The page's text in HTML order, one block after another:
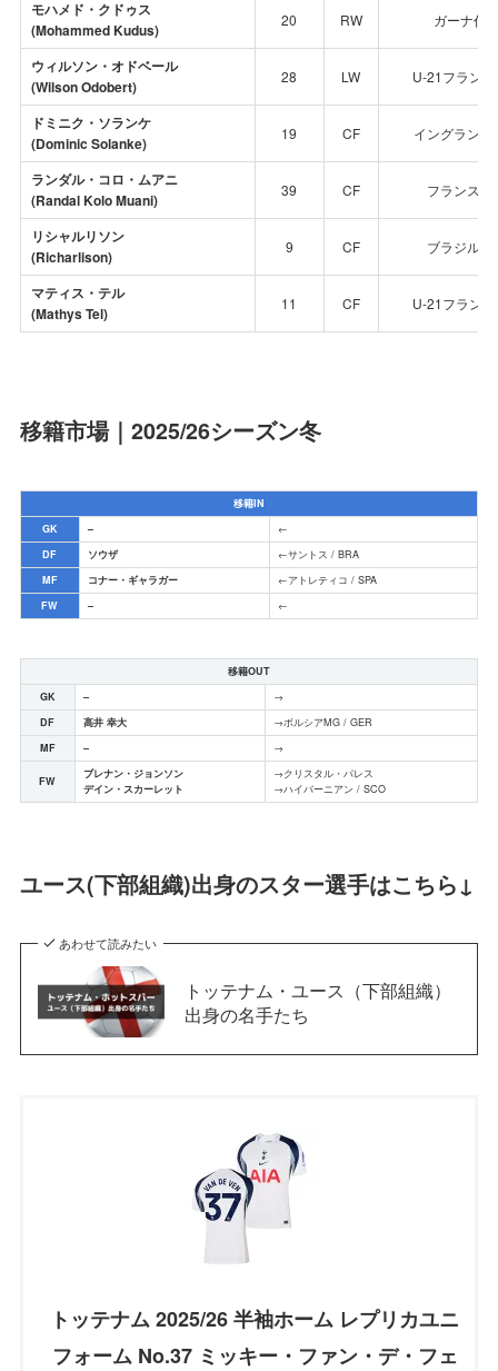
モハメド・クドゥス
(Mohammed Kudus)
20 RW ガーナ代
ウィルソン・オドベール
(Wilson Odobert)
28 LW U-21フラン
ドミニク・ソランケ
(Dominic Solanke)
19 CF イングランド
ランダル・コロ・ムアニ
(Randal Kolo Muani)
39 CF フランス代
リシャルリソン
(Richarlison)
9 CF ブラジル代
マティス・テル
(Mathys Tel)
11 CF U-21フラン
移籍市場｜2025/26シーズン冬
移籍IN
GK
–
←
DF
ソウザ
←サントス / BRA
MF
コナー・ギャラガー
←アトレティコ / SPA
FW
– ←
移籍OUT
GK
–
→
DF
高井 幸大
→ボルシアMG / GER
MF
– →
FW
ブレナン・ジョンソン
デイン・スカーレット
→クリスタル・パレス
→ハイバーニアン / SCO
ユース(下部組織)出身のスター選手はこちら↓
あわせて読みたい
トッテナム・ユース（下部組織）
出身の名手たち
トッテナム 2025/26 半袖ホーム レプリカユニ
フォーム No.37 ミッキー・ファン・デ・フェ